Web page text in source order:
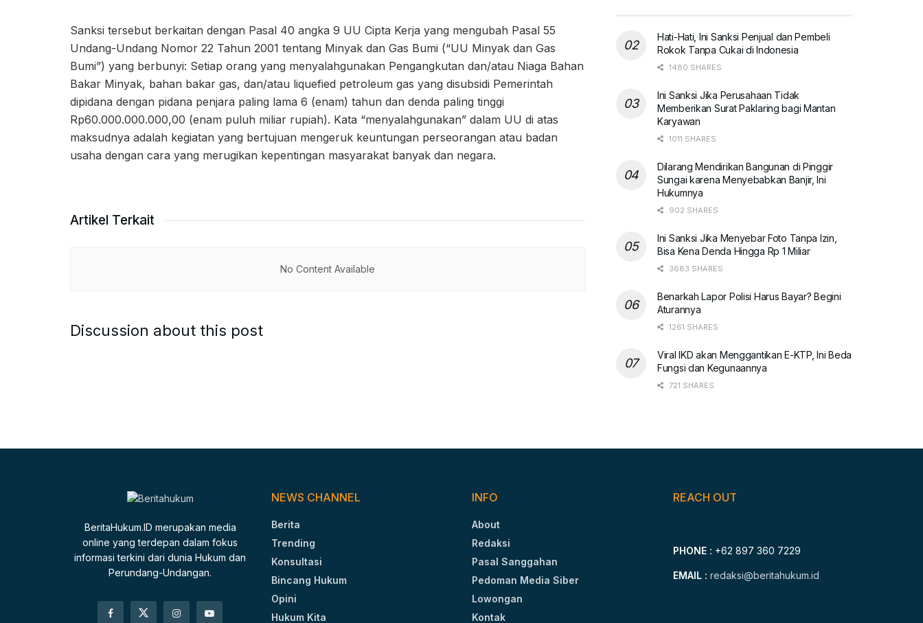
Sanksi tersebut berkaitan dengan Pasal 40 angka 9 UU Cipta Kerja yang mengubah Pasal 55
Undang-Undang Nomor 22 Tahun 2001 tentang Minyak dan Gas Bumi (“UU Minyak dan Gas
Bumi”) yang berbunyi: Setiap orang yang menyalahgunakan Pengangkutan dan/atau Niaga Bahan
Bakar Minyak, bahan bakar gas, dan/atau liquefied petroleum gas yang disubsidi Pemerintah
dipidana dengan pidana penjara paling lama 6 (enam) tahun dan denda paling tinggi
Rp60.000.000.000,00 (enam puluh miliar rupiah). Kata “menyalahgunakan” dalam UU di atas
maksudnya adalah kegiatan yang bertujuan mengeruk keuntungan perseorangan atau badan
usaha dengan cara yang merugikan kepentingan masyarakat banyak dan negara.
Artikel Terkait
No Content Available
Discussion about this post
Hati-Hati, Ini Sanksi Penjual dan Pembeli
Rokok Tanpa Cukai di Indonesia
1480 SHARES
Ini Sanksi Jika Perusahaan Tidak
Memberikan Surat Paklaring bagi Mantan
Karyawan
1011 SHARES
Dilarang Mendirikan Bangunan di Pinggir
Sungai karena Menyebabkan Banjir, Ini
Hukumnya
902 SHARES
Ini Sanksi Jika Menyebar Foto Tanpa Izin,
Bisa Kena Denda Hingga Rp 1 Miliar
3683 SHARES
Benarkah Lapor Polisi Harus Bayar? Begini
Aturannya
1261 SHARES
Viral IKD akan Menggantikan E-KTP, Ini Beda
Fungsi dan Kegunaannya
721 SHARES
BeritaHukum.ID merupakan media
online yang terdepan dalam fokus
informasi terkini dari dunia Hukum dan
Perundang-Undangan.
NEWS CHANNEL
Berita
Trending
Konsultasi
Bincang Hukum
Opini
Hukum Kita
INFO
About
Redaksi
Pasal Sanggahan
Pedoman Media Siber
Lowongan
Kontak
REACH OUT
PHONE : +62 897 360 7229
EMAIL : redaksi@beritahukum.id